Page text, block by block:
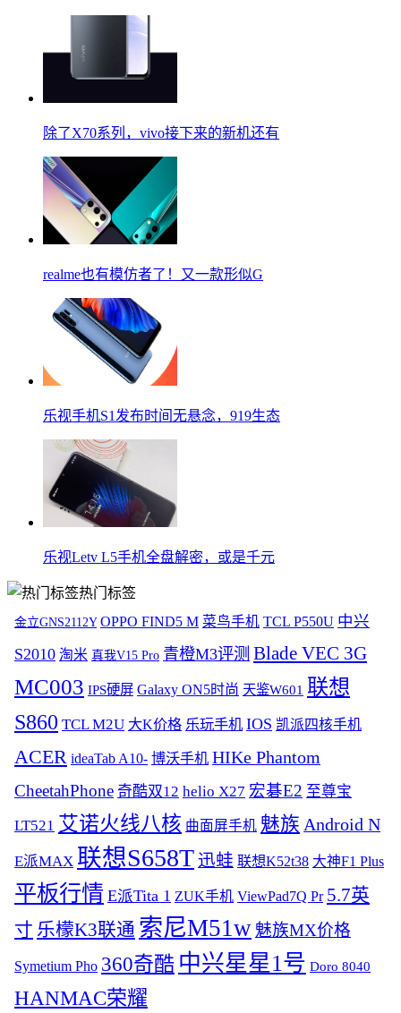
除了X70系列，vivo接下来的新机还有
realme也有模仿者了！又一款形似G
乐视手机S1发布时间无悬念，919生态
乐视Letv L5手机全盘解密，或是千元
热门标签
金立GNS2112Y OPPO FIND5 M 菜鸟手机 TCL P550U 中兴
S2010 淘米 真我V15 Pro 青橙M3评测 Blade VEC 3G
MC003 IPS硬屏 Galaxy ON5时尚 天鉴W601 联想
S860 TCL M2U 大K价格 乐玩手机 IOS 凯派四核手机
ACER ideaTab A10- 博沃手机 HIKe Phantom
CheetahPhone 奇酷双12 helio X27 宏碁E2 至尊宝
LT521 艾诺火线八核 曲面屏手机 魅族 Android N
E派MAX 联想S658T迅蛙 联想K52t38 大神F1 Plus
平板行情 E派Tita 1 ZUK手机 ViewPad7Q Pr 5.7英
寸 乐檬K3联通 索尼M51w 魅族MX价格
Symetium Pho 360奇酷 中兴星星1号 Doro 8040
HANMAC荣耀